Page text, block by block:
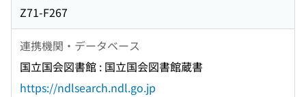
Z71-F267
連携機関・データベース
国立国会図書館 : 国立国会図書館蔵書
https://ndlsearch.ndl.go.jp